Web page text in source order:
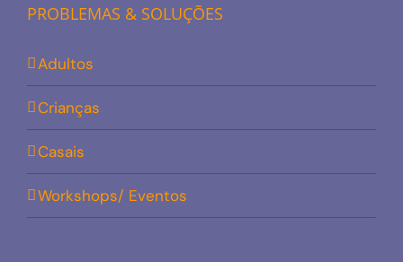
PROBLEMAS & SOLUÇÕES
Adultos
Crianças
Casais
Workshops/ Eventos